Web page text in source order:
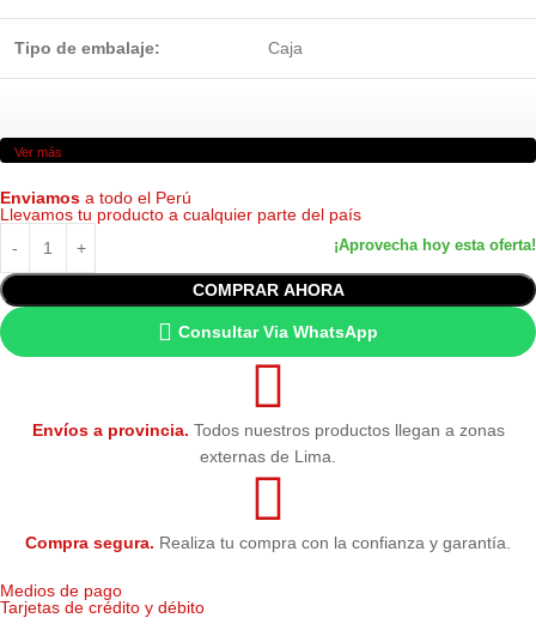
Tipo de embalaje: Caja
Ver más
Enviamos a todo el Perú
Llevamos tu producto a cualquier parte del país
COMPRAR AHORA
Consultar Via WhatsApp
Envíos a provincia. Todos nuestros productos llegan a zonas
externas de Lima.
Compra segura. Realiza tu compra con la confianza y garantía.
Medios de pago
Tarjetas de crédito y débito